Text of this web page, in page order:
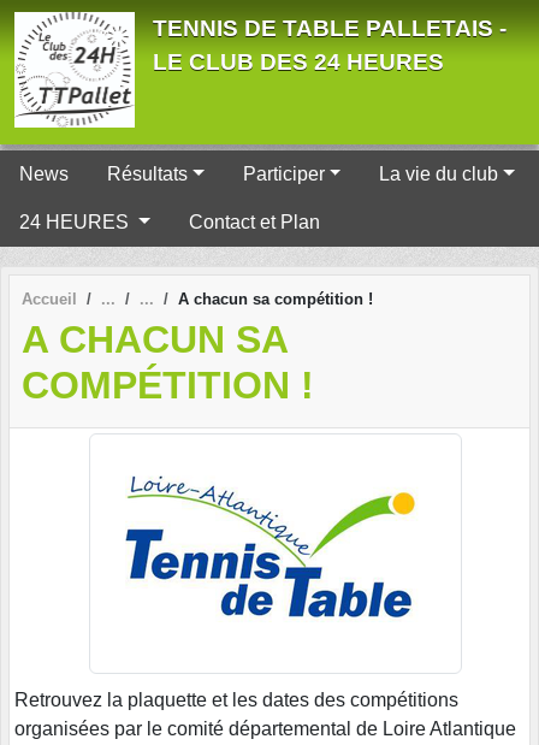
TENNIS DE TABLE PALLETAIS -
LE CLUB DES 24 HEURES
News Résultats Participer La vie du club
24 HEURES Contact et Plan
Accueil A chacun sa compétition !
A CHACUN SA
COMPÉTITION !
Retrouvez la plaquette et les dates des compétitions
organisées par le comité départemental de Loire Atlantique
Panneau de gestion des cookies